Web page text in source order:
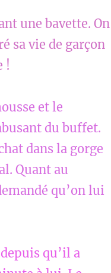
une bavette. On
sa vie de garçon
!
et le
du buffet.
dans la gorge
Quant au
qu’on lui
qu’il a